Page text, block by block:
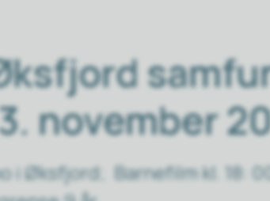
november
i Øksfjord; Barnefilm kl. 18: